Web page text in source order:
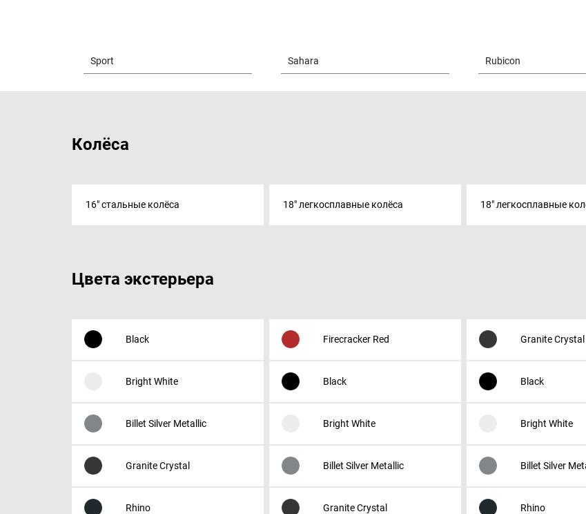
Колёса
16" стальные колёса 18" легкосплавные колёса 18" легкосплавные
Цвета экстерьера
Black Firecracker Red Granite Crystal
Bright White Black Black
Billet Silver Metallic Bright White Bright White
Granite Crystal Billet Silver Metallic Billet Silver
Rhino Granite Crystal Rhino